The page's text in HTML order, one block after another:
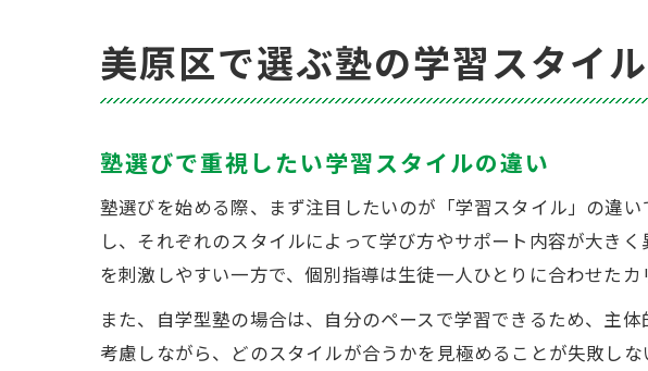
子どものタ
性格や
塾で苦
塾の講
塾と公文ど
塾と公
費用対
美原区で選ぶ塾の学習スタイ
塾選びで重視したい学習スタイルの違い
塾選びを始める際、まず注目したいのが「学習スタイル」の違
し、それぞれのスタイルによって学び方やサポート内容が大き
を刺激しやすい一方で、個別指導は生徒一人ひとりに合わせたカ
また、自学型塾の場合は、自分のペースで学習できるため、主
考慮しながら、どのスタイルが合うかを見極めることが失敗し